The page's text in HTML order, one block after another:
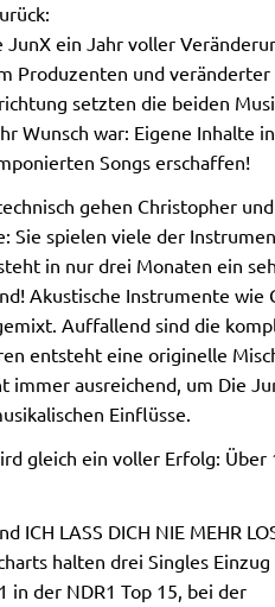
ein Jahr voller
Produzenten und veränderter
setzten die beiden
Wunsch war: Eigene Inhalte
Songs erschaffen!
gehen Christopher
Sie spielen viele der
in nur drei Monaten ein
Akustische Instrumente wie
Auffallend sind die
entsteht eine originelle
immer ausreichend, um Die
Einflüsse.
gleich ein voller Erfolg: Über
ICH LASS DICH NIE MEHR
halten drei Singles Einzug
in der NDR1 Top 15, bei der